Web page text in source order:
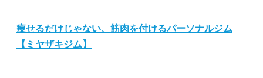
痩せるだけじゃない、筋肉を付けるパーソナルジム
【ミヤザキジム】